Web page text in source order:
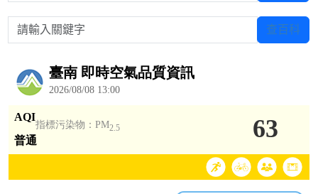
請輸入關鍵字 查百科